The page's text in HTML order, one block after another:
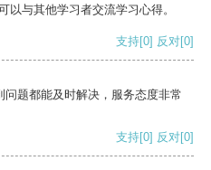
以与其他学习者交流学习心得。
支持[0] 反对[0]
题都能及时解决，服务态度非常
支持[0] 反对[0]